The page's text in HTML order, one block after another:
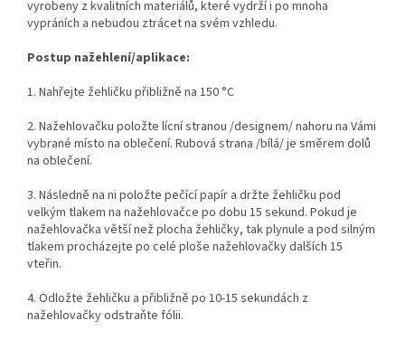
vyrobeny z kvalitních materiálů, které vydrží i po mnoha
vypráních a nebudou ztrácet na svém vzhledu.
Postup nažehlení/aplikace:
1. Nahřejte žehličku přibližně na 150 °C
2. Nažehlovačku položte lícní stranou /designem/ nahoru na Vámi
vybrané místo na oblečení. Rubová strana /bílá/ je směrem dolů
na oblečení.
3. Následně na ni položte pečící papír a držte žehličku pod
velkým tlakem na nažehlovačce po dobu 15 sekund. Pokud je
nažehlovačka větší než plocha žehličky, tak plynule a pod silným
tlakem procházejte po celé ploše nažehlovačky dalších 15
vteřin.
4. Odložte žehličku a přibližně po 10-15 sekundách z
nažehlovačky odstraňte fólii.